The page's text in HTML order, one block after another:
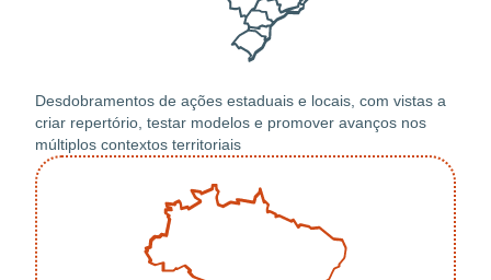
Desdobramentos de ações estaduais e locais, com vistas a
criar repertório, testar modelos e promover avanços nos
múltiplos contextos territoriais